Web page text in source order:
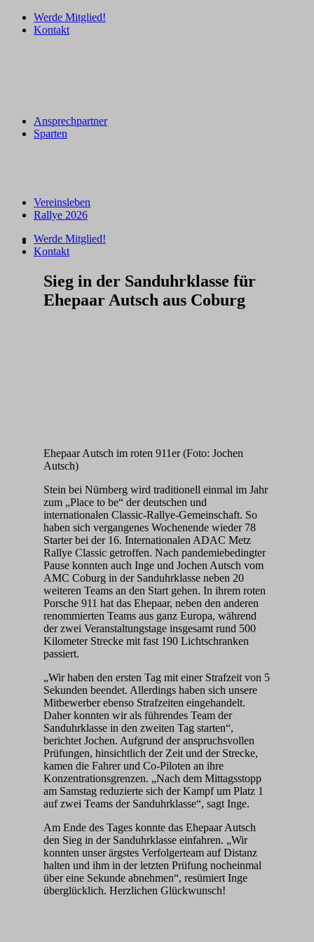
Werde Mitglied!
Kontakt
Ansprechpartner
Sparten
Vereinsleben
Rallye 2026
Werde Mitglied!
Kontakt
Sieg in der Sanduhrklasse für
Ehepaar Autsch aus Coburg
Ehepaar Autsch im roten 911er (Foto: Jochen
Autsch)
Stein bei Nürnberg wird traditionell einmal im Jahr
zum „Place to be“ der deutschen und
internationalen Classic-Rallye-Gemeinschaft. So
haben sich vergangenes Wochenende wieder 78
Starter bei der 16. Internationalen ADAC Metz
Rallye Classic getroffen. Nach pandemiebedingter
Pause konnten auch Inge und Jochen Autsch vom
AMC Coburg in der Sanduhrklasse neben 20
weiteren Teams an den Start gehen. In ihrem roten
Porsche 911 hat das Ehepaar, neben den anderen
renommierten Teams aus ganz Europa, während
der zwei Veranstaltungstage insgesamt rund 500
Kilometer Strecke mit fast 190 Lichtschranken
passiert.
„Wir haben den ersten Tag mit einer Strafzeit von 5
Sekunden beendet. Allerdings haben sich unsere
Mitbewerber ebenso Strafzeiten eingehandelt.
Daher konnten wir als führendes Team der
Sanduhrklasse in den zweiten Tag starten“,
berichtet Jochen. Aufgrund der anspruchsvollen
Prüfungen, hinsichtlich der Zeit und der Strecke,
kamen die Fahrer und Co-Piloten an ihre
Konzentrationsgrenzen. „Nach dem Mittagsstopp
am Samstag reduzierte sich der Kampf um Platz 1
auf zwei Teams der Sanduhrklasse“, sagt Inge.
Am Ende des Tages konnte das Ehepaar Autsch
den Sieg in der Sanduhrklasse einfahren. „Wir
konnten unser ärgstes Verfolgerteam auf Distanz
halten und ihm in der letzten Prüfung nocheinmal
über eine Sekunde abnehmen“, resümiert Inge
überglücklich. Herzlichen Glückwunsch!